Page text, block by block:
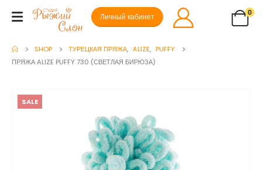
Личный кабинет
0
SHOP ТУРЕЦКАЯ ПРЯЖА, ALIZE, PUFFY
ПРЯЖА ALIZE PUFFY 730 (СВЕТЛАЯ БИРЮЗА)
SALE